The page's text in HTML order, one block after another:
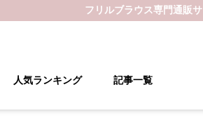
フリルブラウス専門通販サ
人気ランキング 記事一覧